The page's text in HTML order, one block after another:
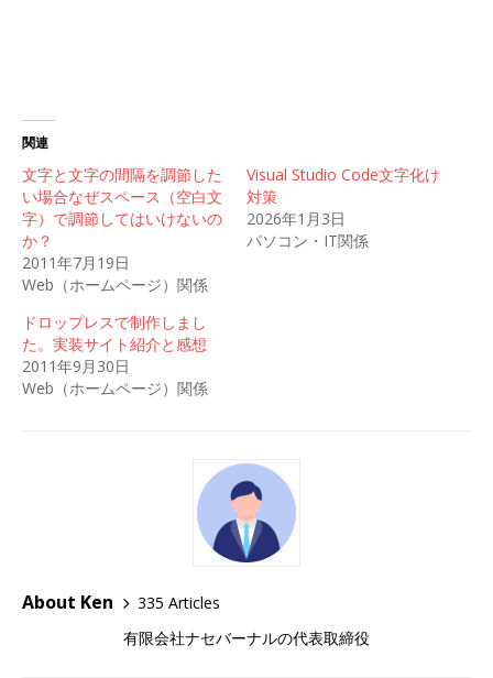
関連
文字と文字の間隔を調節した
い場合なぜスペース（空白文
字）で調節してはいけないの
か？
2011年7月19日
Web（ホームページ）関係
Visual Studio Code文字化け
対策
2026年1月3日
パソコン・IT関係
ドロップレスで制作しまし
た。実装サイト紹介と感想
2011年9月30日
Web（ホームページ）関係
About Ken
335 Articles
有限会社ナセバーナルの代表取締役